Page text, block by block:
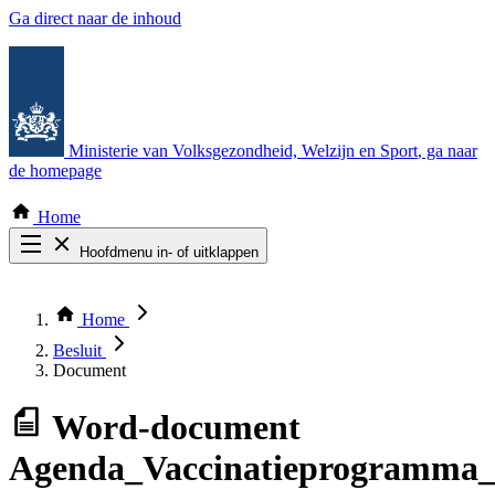
Ga direct naar de inhoud
Ministerie van Volksgezondheid, Welzijn en Sport, ga naar
de homepage
Home
Hoofdmenu in- of uitklappen
Thema COVID-19
Bekijk per bestuursorgaan
Home
Besluit
Document
Word-document